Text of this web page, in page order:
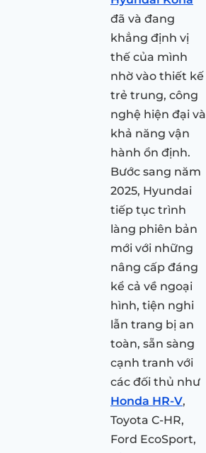
đã và đang
khẳng định vị
thế của mình
nhờ vào thiết kế
trẻ trung, công
nghệ hiện đại và
khả năng vận
hành ổn định.
Bước sang năm
2025, Hyundai
tiếp tục trình
làng phiên bản
mới với những
nâng cấp đáng
kể cả về ngoại
hình, tiện nghi
lẫn trang bị an
toàn, sẵn sàng
cạnh tranh với
các đối thủ như
Honda HR-V,
Toyota C-HR,
Ford EcoSport,